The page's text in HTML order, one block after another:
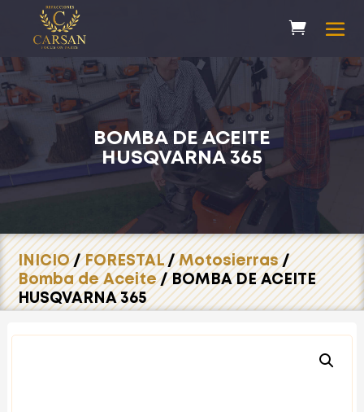
BOMBA DE ACEITE
HUSQVARNA 365
INICIO/FORESTAL/Motosierras/
Bomba de Aceite/ BOMBA DE ACEITE
HUSQVARNA 365